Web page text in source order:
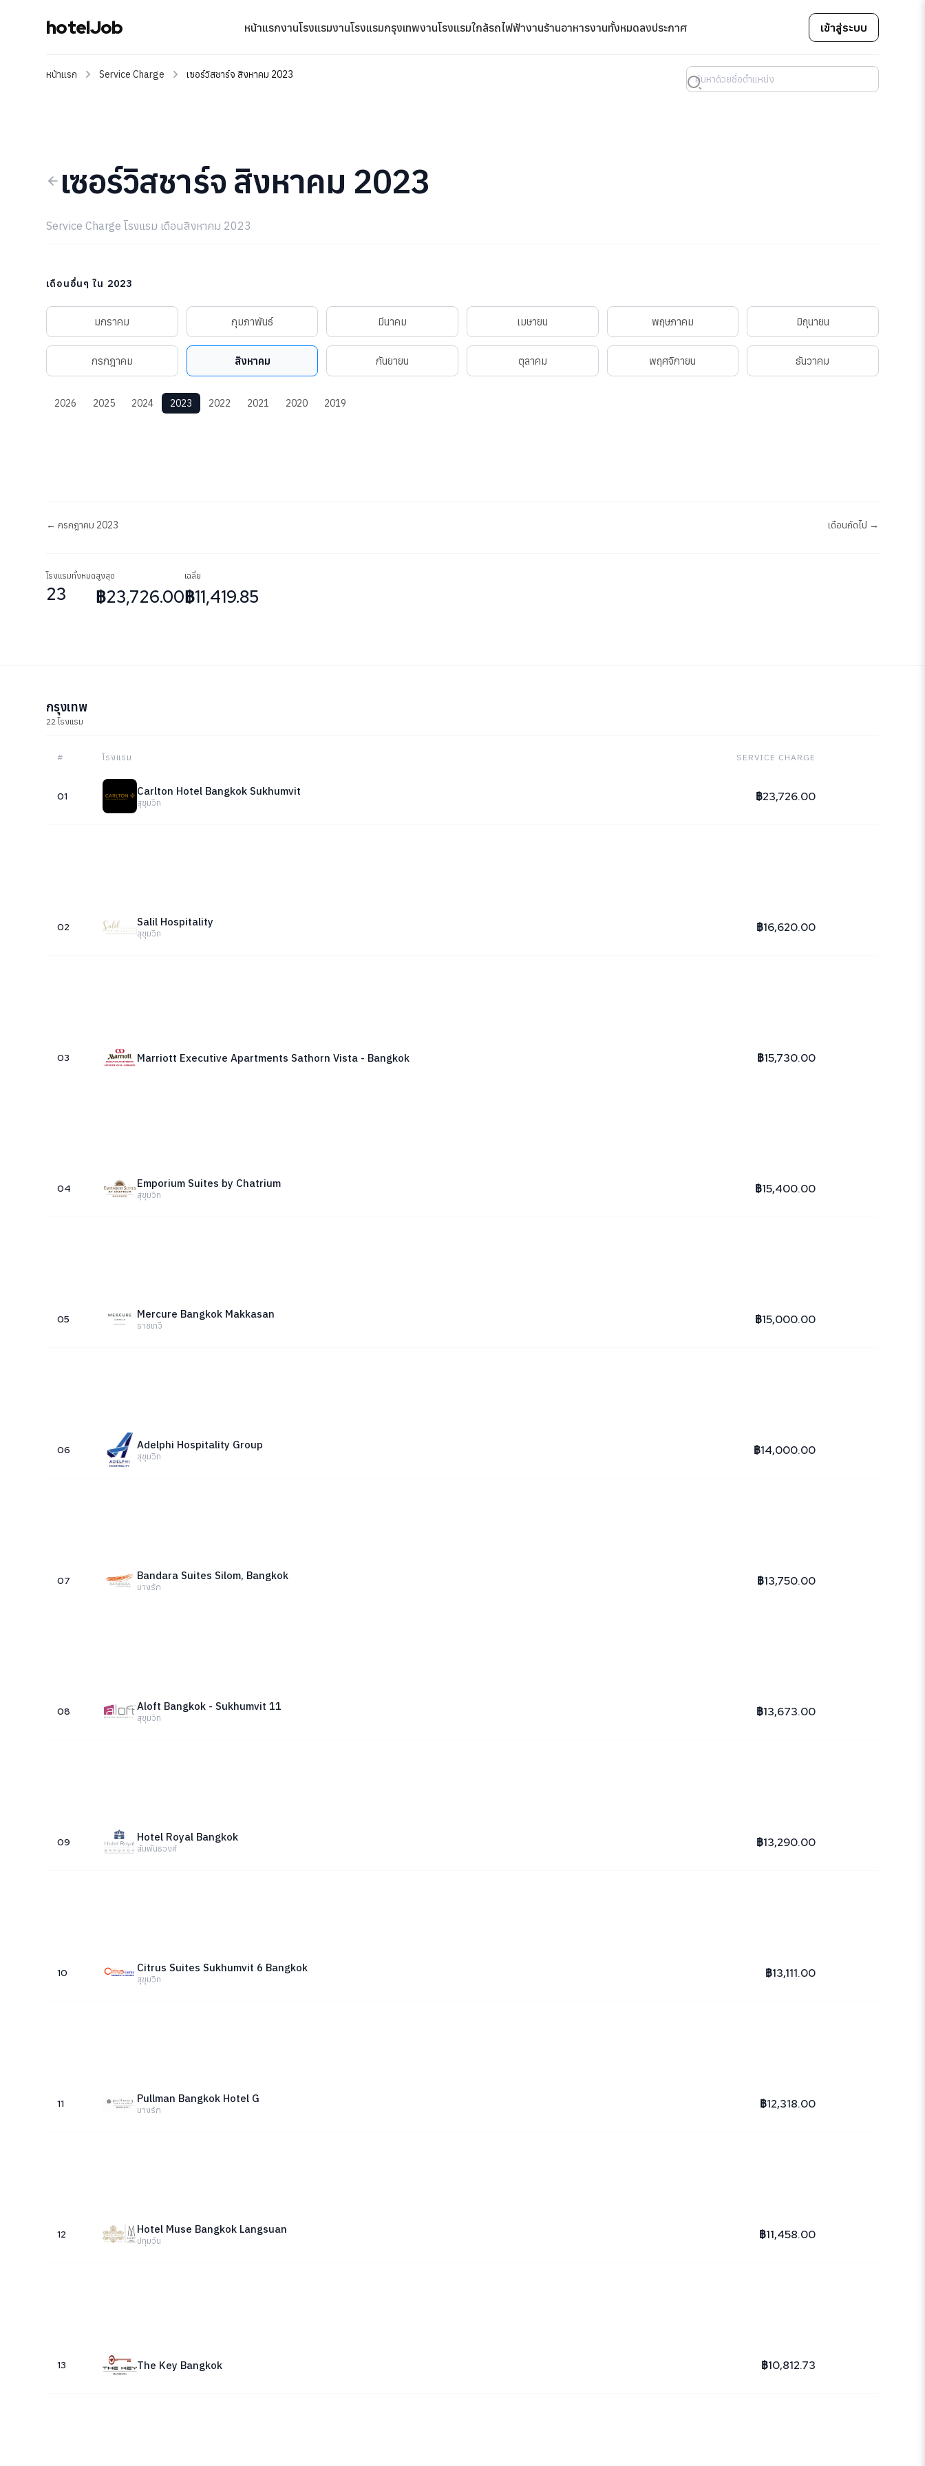
hotelJob หน้าแรกงานโรงแรมงานโรงแรมกรุงเทพงานโรงแรมใกล้รถไฟฟ้างานร้านอาหารงานทั้งหมดลงประกาศ เข้าสู่ระบบ
หน้าแรก Service Charge เซอร์วิสชาร์จ สิงหาคม 2023
เซอร์วิสชาร์จ สิงหาคม 2023
Service Charge โรงแรม เดือนสิงหาคม 2023
เดือนอื่นๆ ใน 2023
มกราคม กุมภาพันธ์ มีนาคม เมษายน พฤษภาคม มิถุนายน
กรกฎาคม สิงหาคม กันยายน ตุลาคม พฤศจิกายน ธันวาคม
2026 2025 2024 2023 2022 2021 2020 2019
← กรกฎาคม 2023 เดือนถัดไป →
โรงแรมทั้งหมด
23
สูงสุด
฿23,726.00
เฉลี่ย
฿11,419.85
กรุงเทพ
22 โรงแรม
# โรงแรม SERVICE CHARGE
01 Carlton Hotel Bangkok Sukhumvit
สุขุมวิท ฿23,726.00
02 Salil Hospitality
สุขุมวิท ฿16,620.00
03 Marriott Executive Apartments Sathorn Vista - Bangkok ฿15,730.00
04 Emporium Suites by Chatrium
สุขุมวิท ฿15,400.00
05 Mercure Bangkok Makkasan
ราชเทวี ฿15,000.00
06 Adelphi Hospitality Group
สุขุมวิท ฿14,000.00
07 Bandara Suites Silom, Bangkok
บางรัก ฿13,750.00
08 Aloft Bangkok - Sukhumvit 11
สุขุมวิท ฿13,673.00
09 Hotel Royal Bangkok
สัมพันธวงศ์ ฿13,290.00
10 Citrus Suites Sukhumvit 6 Bangkok
สุขุมวิท ฿13,111.00
11 Pullman Bangkok Hotel G
บางรัก ฿12,318.00
12 Hotel Muse Bangkok Langsuan
ปทุมวัน ฿11,458.00
13 The Key Bangkok ฿10,812.73